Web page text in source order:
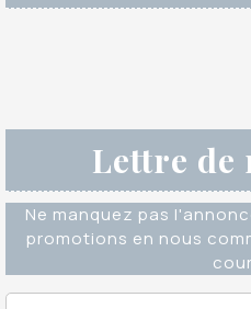
Lettre de
Ne manquez pas
promotions en nous